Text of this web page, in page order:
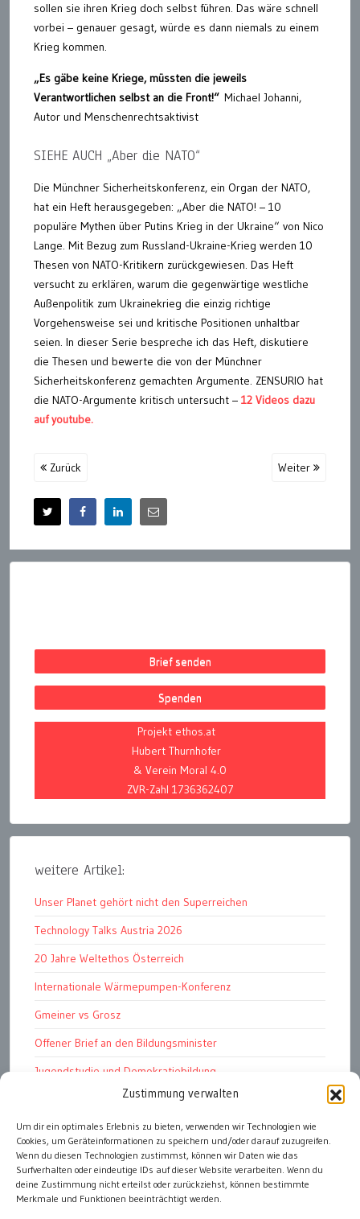
Zustimmung verwalten
Um dir ein optimales Erlebnis zu bieten, verwenden wir Technologien wie
Cookies, um Geräteinformationen zu speichern und/oder darauf zuzugreifen.
Wenn du diesen Technologien zustimmst, können wir Daten wie das
Surfverhalten oder eindeutige IDs auf dieser Website verarbeiten. Wenn du
deine Zustimmung nicht erteilst oder zurückziehst, können bestimmte
Merkmale und Funktionen beeinträchtigt werden.
sollen sie ihren Krieg doch selbst führen. Das wäre schnell
vorbei – genauer gesagt, würde es dann niemals zu einem
Krieg kommen.
„Es gäbe keine Kriege, müssten die jeweils
Verantwortlichen selbst an die Front!“ Michael Johanni,
Autor und Menschenrechtsaktivist
SIEHE AUCH „Aber die NATO“
Die Münchner Sicherheitskonferenz, ein Organ der NATO,
hat ein Heft herausgegeben: „Aber die NATO! – 10
populäre Mythen über Putins Krieg in der Ukraine“ von Nico
Lange. Mit Bezug zum Russland-Ukraine-Krieg werden 10
Thesen von NATO-Kritikern zurückgewiesen. Das Heft
versucht zu erklären, warum die gegenwärtige westliche
Außenpolitik zum Ukrainekrieg die einzig richtige
Vorgehensweise sei und kritische Positionen unhaltbar
seien. In dieser Serie bespreche ich das Heft, diskutiere
die Thesen und bewerte die von der Münchner
Sicherheitskonferenz gemachten Argumente. ZENSURIO hat
die NATO-Argumente kritisch untersucht – 12 Videos dazu
auf youtube.
Zurück Weiter
Brief senden
Spenden
Projekt ethos.at
Hubert Thurnhofer
& Verein Moral 4.0
ZVR-Zahl 1736362407
weitere Artikel:
Unser Planet gehört nicht den Superreichen
Technology Talks Austria 2026
20 Jahre Weltethos Österreich
Internationale Wärmepumpen-Konferenz
Gmeiner vs Grosz
Offener Brief an den Bildungsminister
Jugendstudie und Demokratiebildung
Solschenizyn, Dugin und der Westen
Finanzindustrie manipuliert Schüler
Chemtrails Contrails Geoengineering